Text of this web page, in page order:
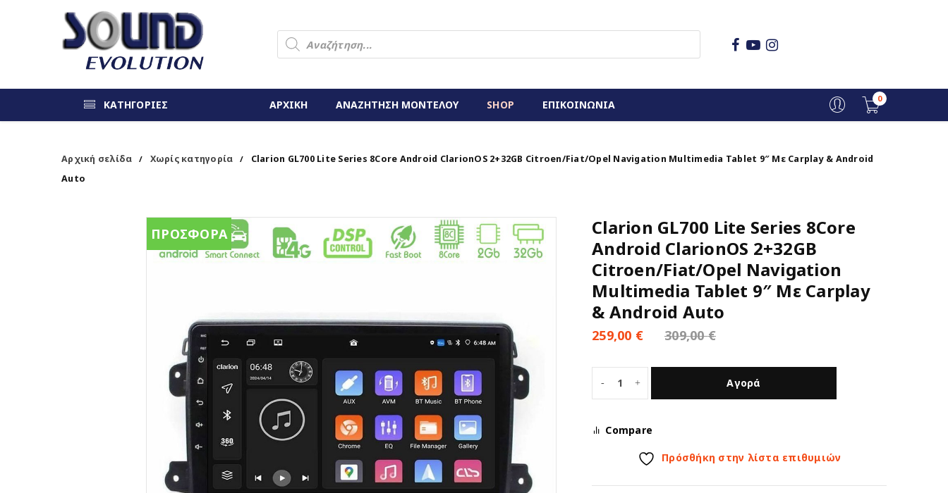
ΚΑΤΗΓΟΡΙΕΣ ΑΡΧΙΚΗ ΑΝΑΖΗΤΗΣΗ ΜΟΝΤΕΛΟΥ SHOP ΕΠΙΚΟΙΝΩΝΙΑ 0
Αρχική σελίδα / Χωρίς κατηγορία /
Clarion GL700 Lite Series 8Core Android ClarionOS 2+32GB Citroen/Fiat/Opel Navigation Multimedia Tablet 9″ Με Carplay & Android
Auto
ΠΡΟΣΦΟΡΑ
Clarion GL700 Lite Series 8Core
Android ClarionOS 2+32GB
Citroen/Fiat/Opel Navigation
Multimedia Tablet 9″ Με Carplay
& Android Auto
309,00€
259,00 €
Αγορά
Compare
Πρόσθήκη στην λίστα επιθυμιών